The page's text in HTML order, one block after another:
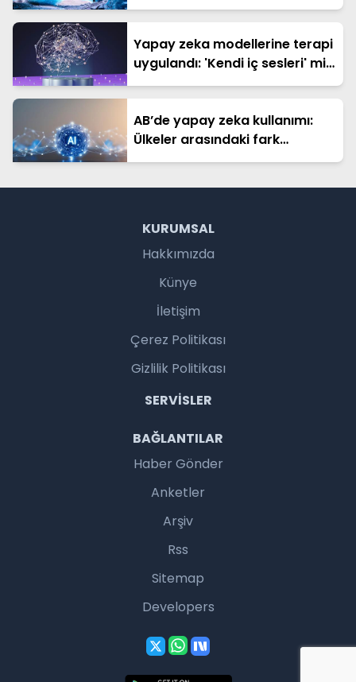
tehdit mi?
Yapay zeka modellerine terapi
uygulandı: 'Kendi iç sesleri' mi
var?
AB’de yapay zeka kullanımı:
Ülkeler arasındaki fark
büyüyor
KURUMSAL
Hakkımızda
Künye
İletişim
Çerez Politikası
Gizlilik Politikası
SERVISLER
BAĞLANTILAR
Haber Gönder
Anketler
Arşiv
Rss
Sitemap
Developers